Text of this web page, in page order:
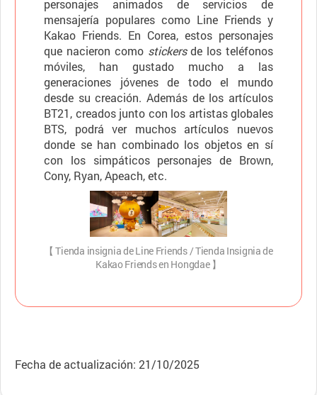
personajes animados de servicios de
mensajería populares como Line Friends y
Kakao Friends. En Corea, estos personajes
que nacieron como stickersde los teléfonos
móviles, han gustado mucho a las
generaciones jóvenes de todo el mundo
desde su creación. Además de los artículos
BT21, creados junto con los artistas globales
BTS, podrá ver muchos artículos nuevos
donde se han combinado los objetos en sí
con los simpáticos personajes de Brown,
Cony, Ryan, Apeach, etc.
【 Tienda insignia de Line Friends / Tienda Insignia de
Kakao Friends en Hongdae 】
Fecha de actualización: 21/10/2025